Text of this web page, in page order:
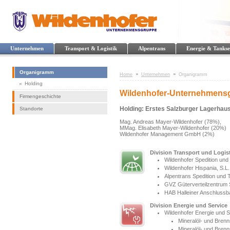
Unternehmen Transport & Logistik Alpentrans Energie &
Organigramm
Holding
Firmengeschichte
Standorte
Home Unternehmen Organigramm
Wildenhofer-
Holding: Erstes Salzburger
Mag. Andreas Mayer-Wildenhofer (78%),
MMag. Elisabeth Mayer-Wildenhofer (20%)
Wildenhofer Management GmbH (2%)
Division Transport und
Wildenhofer Spedition
Wildenhofer Hispania,
Alpentrans Spedition und
GVZ Güterverteilzentrum
HAB Halleiner
Division Energie und Service
Wildenhofer Energie und
Mineralöl- und